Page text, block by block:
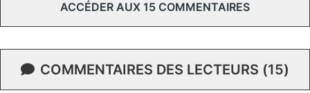
ACCÉDER AUX 15 COMMENTAIRES
COMMENTAIRES DES LECTEURS (15)